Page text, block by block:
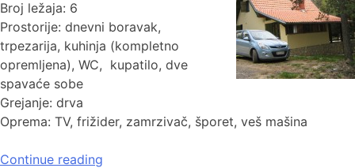
Broj ležaja: 6
Prostorije: dnevni boravak,
trpezarija, kuhinja (kompletno
opremljena), WC, kupatilo, dve
spavaće sobe
Grejanje: drva
Oprema: TV, frižider, zamrzivač, šporet, veš mašina
Continue reading